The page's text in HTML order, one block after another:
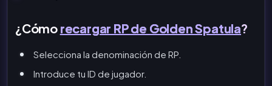
¿Cómo recargar RP de Golden Spatula?
Selecciona la denominación de RP.
Introduce tu ID de jugador.